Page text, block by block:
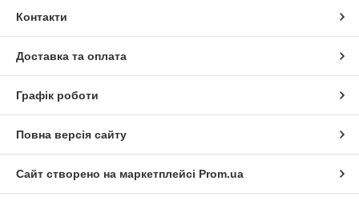
Контакти
Доставка та оплата
Графік роботи
Повна версія сайту
Сайт створено на маркетплейсі Prom.ua